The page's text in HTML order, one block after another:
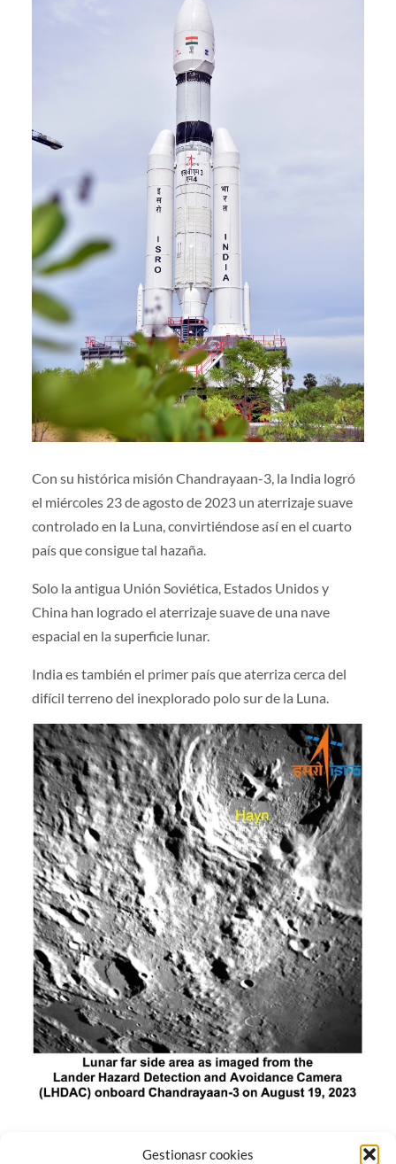
Gestionasr cookies
Con su histórica misión Chandrayaan-3, la India logró
el miércoles 23 de agosto de 2023 un aterrizaje suave
controlado en la Luna, convirtiéndose así en el cuarto
país que consigue tal hazaña.
Solo la antigua Unión Soviética, Estados Unidos y
China han logrado el aterrizaje suave de una nave
espacial en la superficie lunar.
India es también el primer país que aterriza cerca del
difícil terreno del inexplorado polo sur de la Luna.